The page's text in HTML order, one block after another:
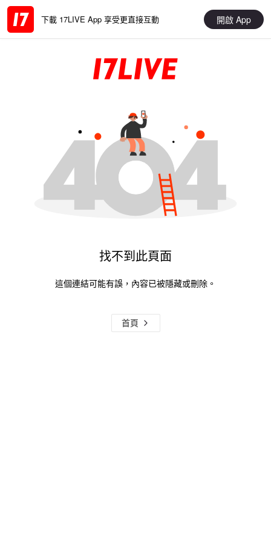
下載 17LIVE App 享受更直接互動 開啟 App
找不到此頁面
這個連結可能有誤，內容已被隱藏或刪除。
首頁